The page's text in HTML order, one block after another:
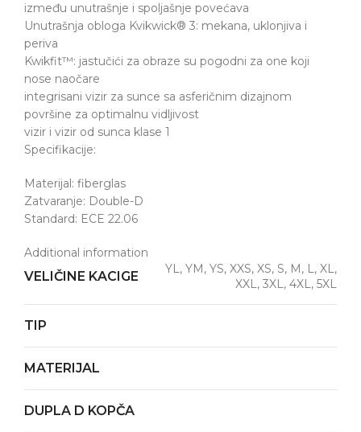
između unutrašnje i spoljašnje povećava
Unutrašnja obloga Kvikwick® 3: mekana, uklonjiva i
periva
Kwikfit™: jastučići za obraze su pogodni za one koji
nose naočare
integrisani vizir za sunce sa asferičnim dizajnom
površine za optimalnu vidljivost
vizir i vizir od sunca klase 1
Specifikacije:
Materijal: fiberglas
Zatvaranje: Double-D
Standard: ECE 22.06
Additional information
VELIČINE KACIGE
YL, YM, YS, XXS, XS, S, M, L, XL,
XXL, 3XL, 4XL, 5XL
TIP
MATERIJAL
DUPLA D KOPČA